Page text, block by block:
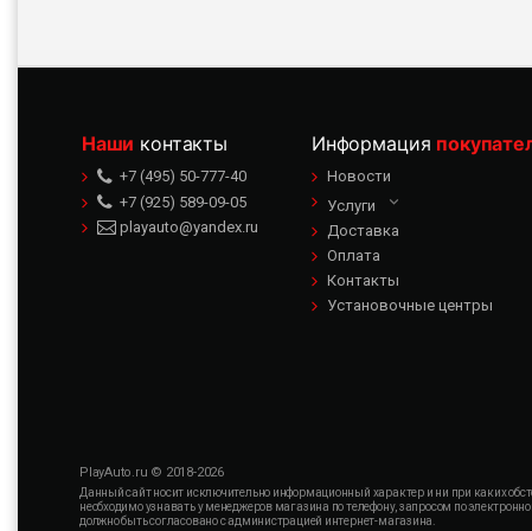
Наши контакты
+7 (495) 50-777-40
+7 (925) 589-09-05
playauto@yandex.ru
Информация
Новости
Услуги
Доставка
Оплата
Контакты
Установочные центры
PlayAuto.ru © 2018-2026
Данный сайт носит исключительно информационный характер и ни при каких
необходимо узнавать у менеджеров магазина по телефону, запросом по
должно быть согласовано с администрацией интернет-магазина.